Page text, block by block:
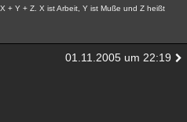
+ Y + Z. X ist Arbeit, Y ist Muße und Z heißt
01.11.2005 um 22:19